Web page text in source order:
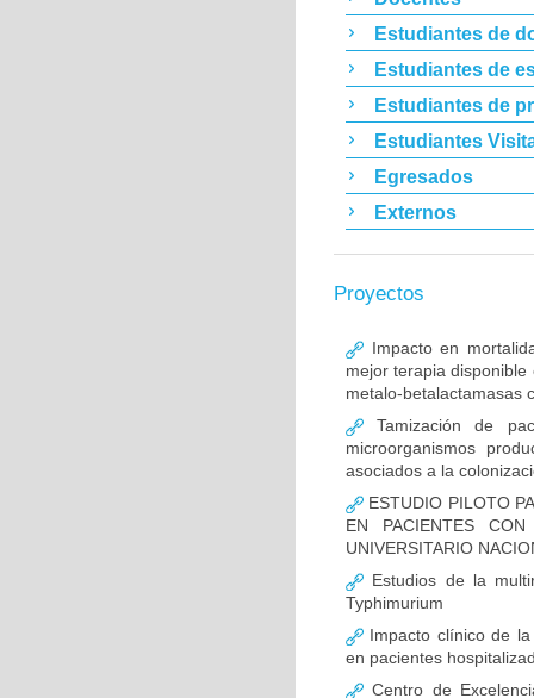
Estudiantes de
Estudiantes de
Estudiantes de
Estudiantes
Egresados
Externos
Proyectos
Impacto en
mejor terapia
metalo-betalactamasas
Tamización de
microorganismos
asociados a la
ESTUDIO PILOTO
EN PACIENTES
UNIVERSITARIO
Estudios de la
Typhimurium
Impacto clínico de
en pacientes
Centro de